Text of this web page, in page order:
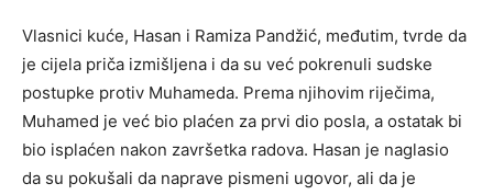
Vlasnici kuće, Hasan i Ramiza Pandžić, međutim, tvrde da
je cijela priča izmišljena i da su već pokrenuli sudske
postupke protiv Muhameda. Prema njihovim riječima,
Muhamed je već bio plaćen za prvi dio posla, a ostatak bi
bio isplaćen nakon završetka radova. Hasan je naglasio
da su pokušali da naprave pismeni ugovor, ali da je